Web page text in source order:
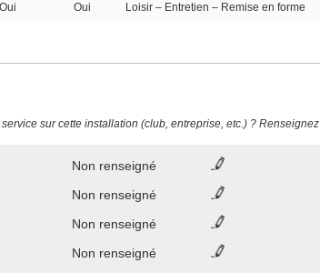
Oui Oui Loisir – Entretien – Remise en forme
sur cette installation (club, entreprise, etc.) ? Renseignez
Non renseigné
Non renseigné
Non renseigné
Non renseigné